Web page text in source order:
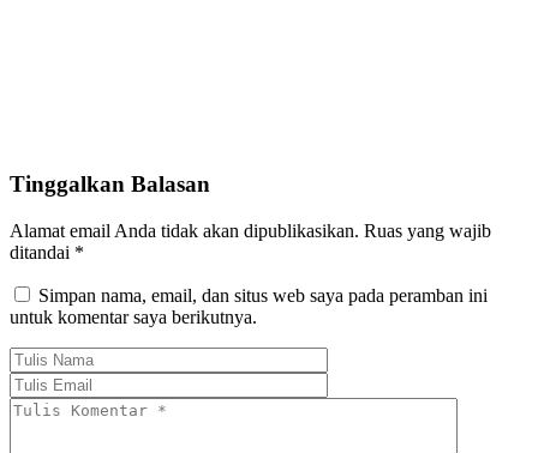
Tinggalkan Balasan
Alamat email Anda tidak akan dipublikasikan. Ruas yang wajib
ditandai *
Simpan nama, email, dan situs web saya pada peramban ini
untuk komentar saya berikutnya.